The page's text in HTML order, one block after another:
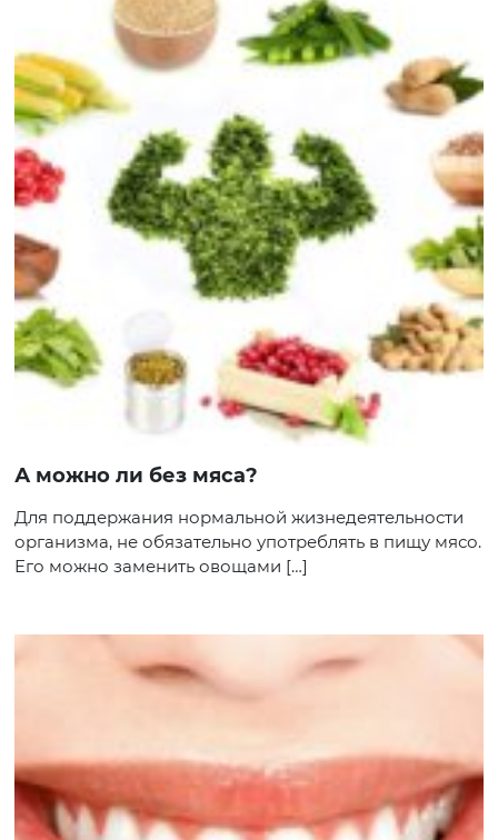
А можно ли без мяса?
Для поддержания нормальной жизнедеятельности
организма, не обязательно употреблять в пищу мясо.
Его можно заменить овощами […]